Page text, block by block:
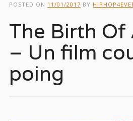
POSTED ON 11/01/2017 BY
The Birth Of
– Un film
poing